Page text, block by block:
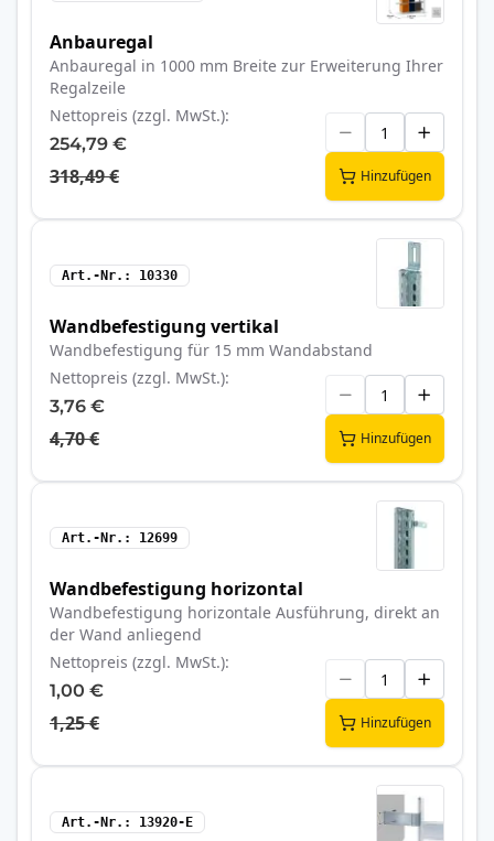
Anbauregal
Anbauregal in 1000 mm Breite zur Erweiterung Ihrer
Regalzeile
Nettopreis (zzgl. MwSt.)
254,79 €
318,49 € Hinzufügen
Art.-Nr. 10330
Wandbefestigung vertikal
Wandbefestigung für 15 mm Wandabstand
Nettopreis (zzgl. MwSt.)
3,76 €
4,70 € Hinzufügen
Art.-Nr. 12699
Wandbefestigung horizontal
Wandbefestigung horizontale Ausführung, direkt an
der Wand anliegend
Nettopreis (zzgl. MwSt.)
1,00 €
1,25 € Hinzufügen
Art.-Nr. 13920-E